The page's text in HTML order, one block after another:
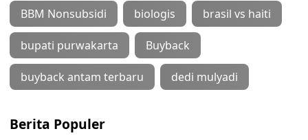
BBM Nonsubsidi biologis brasil vs haiti
bupati purwakarta Buyback
buyback antam terbaru dedi mulyadi
Berita Populer